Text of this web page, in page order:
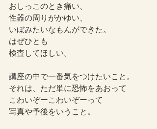
おしっこのとき痛い、
性器の周りがかゆい、
いぼみたいなもんができた。
はぜひとも
検査してほしい。
講座の中で一番気をつけたいこと。
それは、ただ単に恐怖をあおって
こわいぞーこわいぞーって
写真や予後をいうこと。